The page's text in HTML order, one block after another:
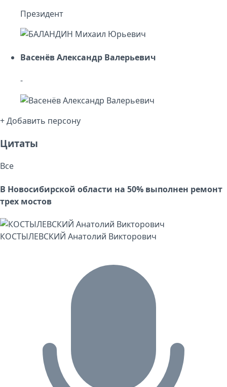
Президент
Васенёв Александр Валерьевич
-
+ Добавить персону
Цитаты
Все
В Новосибирской области на 50% выполнен ремонт
трех мостов
КОСТЫЛЕВСКИЙ Анатолий Викторович